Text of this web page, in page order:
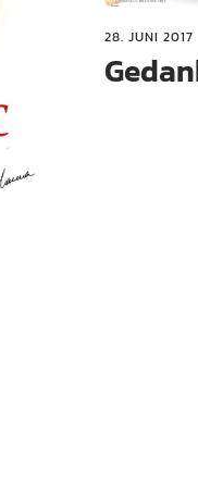
28. JUNI 2017